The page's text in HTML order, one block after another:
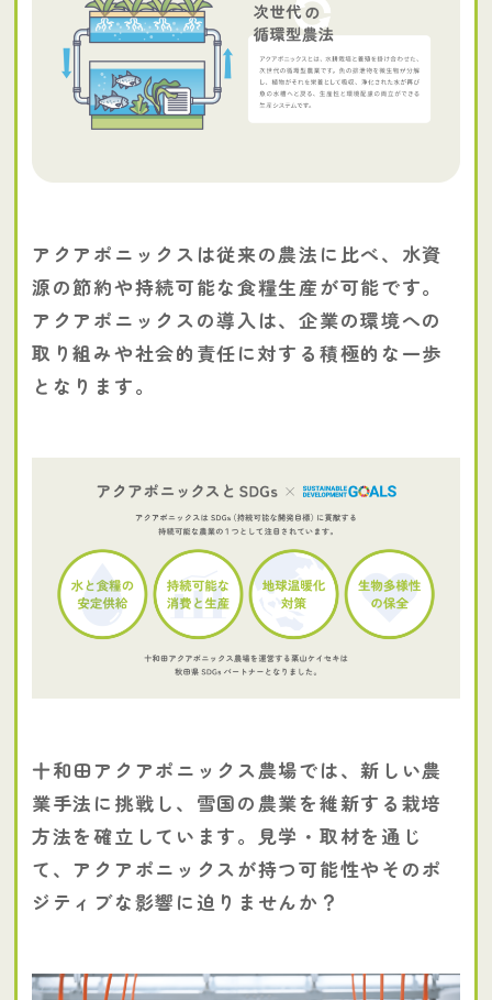
アクアポニックスは従来の農法に比べ、水資
源の節約や持続可能な食糧生産が可能です。
アクアポニックスの導入は、企業の環境への
取り組みや社会的責任に対する積極的な一歩
となります。
十和田アクアポニックス農場では、新しい農
業手法に挑戦し、雪国の農業を維新する栽培
方法を確立しています。見学・取材を通じ
て、アクアポニックスが持つ可能性やそのポ
ジティブな影響に迫りませんか？